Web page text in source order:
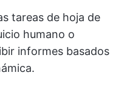
tareas de hoja de
humano o
informes basados